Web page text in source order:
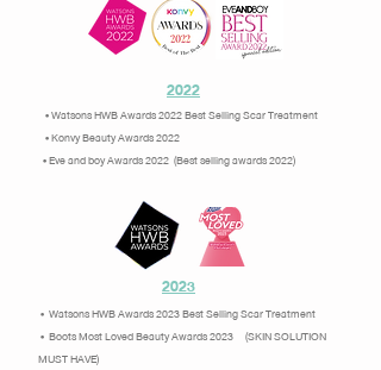
2022
• Watsons HWB Awards 2022 Best Selling Scar Treatment
• Konvy Beauty Awards 2022
• Eve and boy Awards 2022 (Best selling awards 2022)
2023
• Watsons HWB Awards 2023 Best Selling Scar Treatment
• Boots Most Loved Beauty Awards 2023 (SKIN SOLUTION
MUST HAVE)